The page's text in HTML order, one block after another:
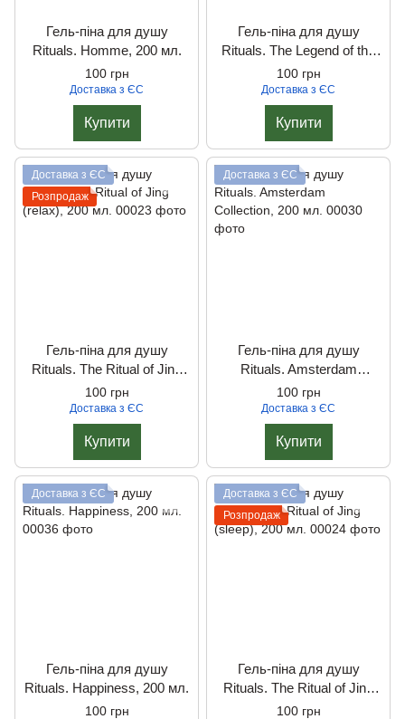
Гель-піна для душу
Rituals. Homme, 200 мл.
100 грн
Доставка з ЄС
Купити
Гель-піна для душу
Rituals. The Legend of the
Dragon, 200 мл.
100 грн
Доставка з ЄС
Купити
Доставка з ЄС
Розпродаж
Гель-піна для душу
Rituals. The Ritual of Jing
(relax), 200 мл.
100 грн
Доставка з ЄС
Купити
Доставка з ЄС
Гель-піна для душу
Rituals. Amsterdam
Collection, 200 мл.
100 грн
Доставка з ЄС
Купити
Доставка з ЄС
Гель-піна для душу
Rituals. Happiness, 200 мл.
100 грн
Доставка з ЄС
Розпродаж
Гель-піна для душу
Rituals. The Ritual of Jing
(sleep), 200 мл.
100 грн